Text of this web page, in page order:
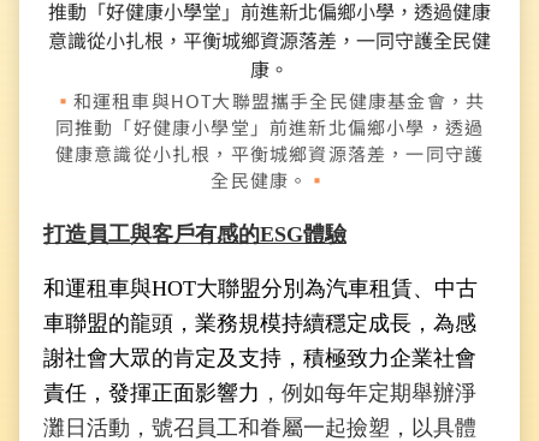
和運租車與HOT大聯盟攜手全民健康基金會，共
同推動「好健康小學堂」前進新北偏鄉小學，透過
健康意識從小扎根，平衡城鄉資源落差，一同守護
全民健康。
打造員工與客戶有感的ESG體驗
和運租車與HOT大聯盟分別為汽車租賃、中古
車聯盟的龍頭，業務規模持續穩定成長，為感
謝社會大眾的肯定及支持，積極致力企業社會
責任，發揮正面影響力 ，例如每年定期舉辦淨
灘日活動，號召員工和眷屬一起撿塑，以具體